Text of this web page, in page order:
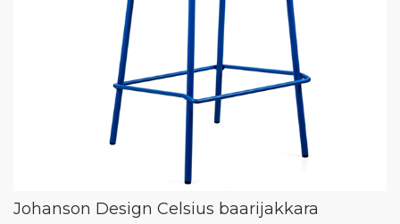
Johanson Design Celsius baarijakkara